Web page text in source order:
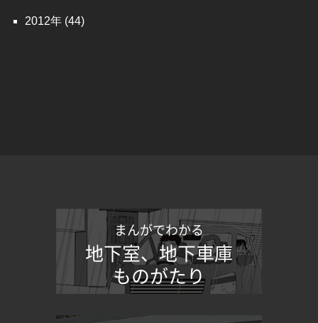
2012 (44)
まんがでわかる
地下室、地下車庫
ものがたり